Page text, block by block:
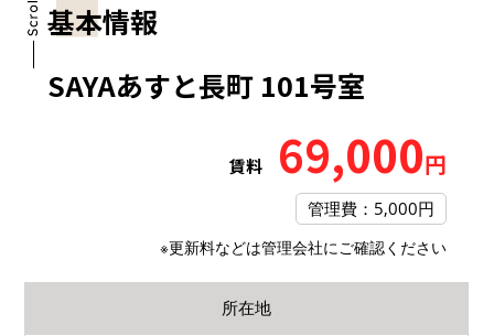
基本情報
SAYAあすと長町 101号室
賃料 69,000円
管理費：5,000円
※更新料などは管理会社にご確認ください
所在地